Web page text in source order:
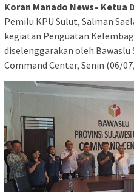
Koran Manado News– Ketua
Pemilu KPU Sulut, Salman
kegiatan Penguatan
diselenggarakan oleh Bawaslu
Command Center, Senin (06/